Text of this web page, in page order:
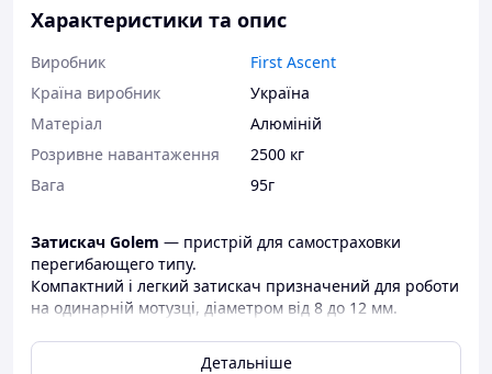
Характеристики та опис
Виробник
First Ascent
Країна виробник
Україна
Матеріал
Алюміній
Розривне навантаження
2500 кг
Вага
95г
Затискач Golem ― пристрій для самостраховки
перегибающего типу.
Компактний і легкий затискач призначений для роботи
на одинарній мотузці, діаметром від 8 до 12 мм.
блокування руху для різних умов.
Детальніше